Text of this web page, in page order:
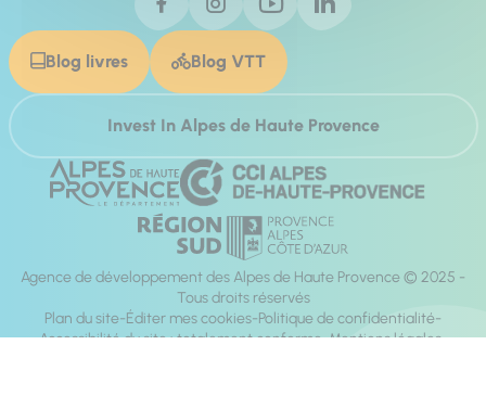
Blog livres Blog VTT
Invest In Alpes de Haute Provence
Agence de développement des Alpes de Haute Provence © 2025 -
Tous droits réservés
Plan du site Éditer mes cookies Politique de confidentialité
Accessibilité du site : totalement conforme Mentions légales